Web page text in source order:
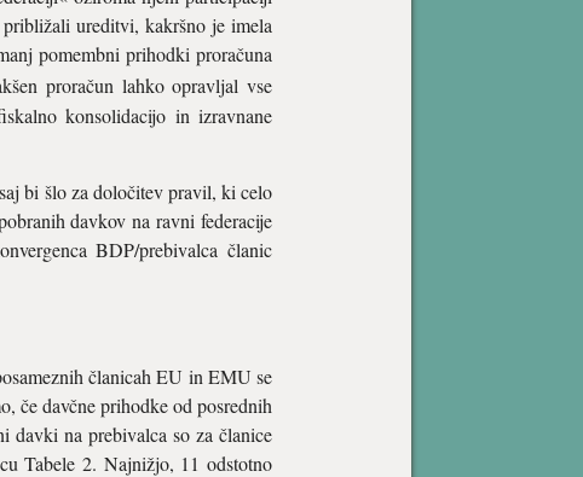
ureditvi, kakršno je imela
pomembni prihodki proračuna
proračun lahko opravljal vse
konsolidacijo in izravnane
bi šlo za določitev pravil, ki celo
davkov na ravni federacije
BDP/prebivalca članic
članicah EU in EMU se
če davčne prihodke od posrednih
davki na prebivalca so za članice
Tabele 2. Najnižjo, 11 odstotno